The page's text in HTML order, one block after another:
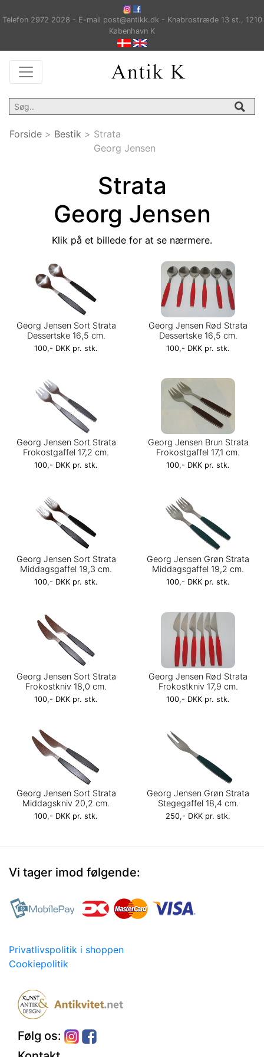
Telefon 2972 2028 - E-mail post@antikk.dk - Knabrostræde 13 st., 1210
København K
Forside > Bestik > Strata
Georg Jensen
Strata
Georg Jensen
Klik på et billede for at se nærmere.
Georg Jensen Sort Strata
Dessertske 16,5 cm.
100,- DKK pr. stk.
Georg Jensen Rød Strata
Dessertske 16,5 cm.
100,- DKK pr. stk.
Georg Jensen Sort Strata
Frokostgaffel 17,2 cm.
100,- DKK pr. stk.
Georg Jensen Brun Strata
Frokostgaffel 17,1 cm.
100,- DKK pr. stk.
Georg Jensen Sort Strata
Middagsgaffel 19,3 cm.
100,- DKK pr. stk.
Georg Jensen Grøn Strata
Middagsgaffel 19,2 cm.
100,- DKK pr. stk.
Georg Jensen Sort Strata
Frokostkniv 18,0 cm.
100,- DKK pr. stk.
Georg Jensen Rød Strata
Frokostkniv 17,9 cm.
100,- DKK pr. stk.
Georg Jensen Sort Strata
Middagskniv 20,2 cm.
100,- DKK pr. stk.
Georg Jensen Grøn Strata
Stegegaffel 18,4 cm.
250,- DKK pr. stk.
Vi tager imod følgende:
Privatlivspolitik i shoppen
Cookiepolitik
Følg os: